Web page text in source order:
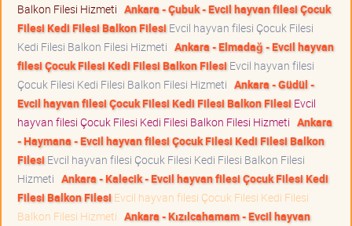
Balkon Filesi Hizmeti Ankara - Çubuk - Evcil hayvan filesi Çocuk
Filesi Kedi Filesi Balkon Filesi Evcil hayvan filesi Çocuk Filesi
Kedi Filesi Balkon Filesi Hizmeti Ankara - Elmadağ - Evcil hayvan
filesi Çocuk Filesi Kedi Filesi Balkon Filesi Evcil hayvan filesi
Çocuk Filesi Kedi Filesi Balkon Filesi Hizmeti Ankara - Güdül -
Evcil hayvan filesi Çocuk Filesi Kedi Filesi Balkon Filesi Evcil
hayvan filesi Çocuk Filesi Kedi Filesi Balkon Filesi Hizmeti Ankara
- Haymana - Evcil hayvan filesi Çocuk Filesi Kedi Filesi Balkon
Filesi Evcil hayvan filesi Çocuk Filesi Kedi Filesi Balkon Filesi
Hizmeti Ankara - Kalecik - Evcil hayvan filesi Çocuk Filesi Kedi
Filesi Balkon Filesi Evcil hayvan filesi Çocuk Filesi Kedi Filesi
Balkon Filesi Hizmeti Ankara - Kızılcahamam - Evcil hayvan